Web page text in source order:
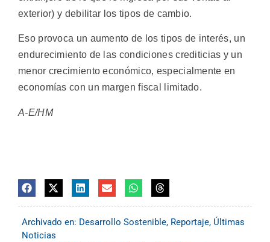
exterior) y debilitar los tipos de cambio.
Eso provoca un aumento de los tipos de interés, un
endurecimiento de las condiciones crediticias y un
menor crecimiento económico, especialmente en
economías con un margen fiscal limitado.
A-E/HM
Archivado en: Desarrollo Sostenible, Reportaje, Últimas
Noticias